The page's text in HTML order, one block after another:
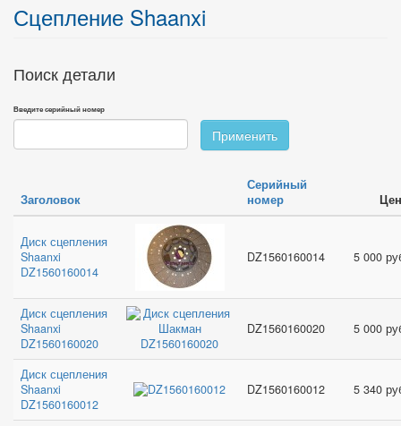
Сцепление Shaanxi
Поиск детали
Введите серийный номер
Применить
Заголовок
Серийный
номер
Диск сцепления
Shaanxi
DZ1560160014
DZ1560160014 5 000
Диск сцепления
Shaanxi
DZ1560160020
DZ1560160020 5 000
Диск сцепления
Shaanxi
DZ1560160012
DZ1560160012 5 340